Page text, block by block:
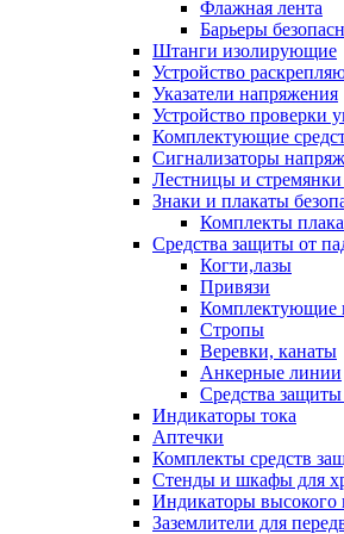
Флажная лента
Барьеры
Штанги изолирующие
Устройство
Указатели напряжения
Устройство проверки
Комплектующие
Сигнализаторы
Лестницы и стремянки
Знаки и плакаты
Комплекты
Средства защиты от
Когти,лазы
Привязи
Комплектующие
Стропы
Веревки, канаты
Анкерные линии
Средства
Индикаторы тока
Аптечки
Комплекты средств
Стенды и шкафы для
Индикаторы высокого
Заземлители для